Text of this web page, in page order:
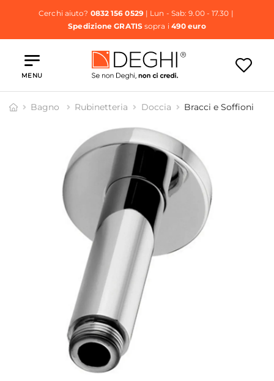
Cerchi aiuto? 0832 156 0529| Lun - Sab: 9.00 - 17.30 |
Spedizione GRATISsopra i 490 euro
MENU
Bagno Rubinetteria Doccia Bracci e Soffioni